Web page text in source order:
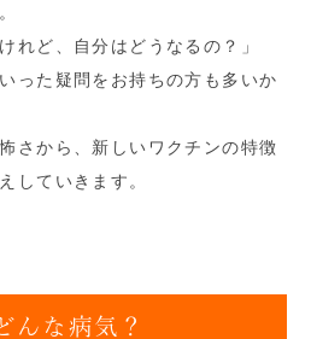
れど、自分はどうなるの？」
った疑問をお持ちの方も多いか
さから、新しいワクチンの特徴
していきます。
んな病気？